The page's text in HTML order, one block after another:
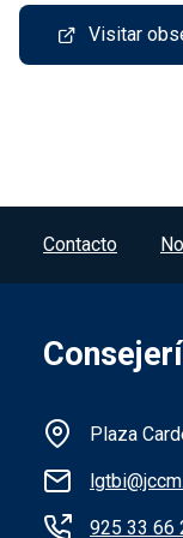
Visitar
Menú
Contacto
Plaza
925 33 66